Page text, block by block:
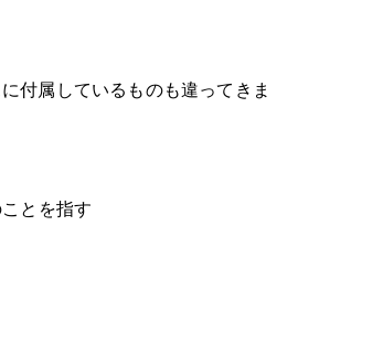
付属しているものも違ってきま
とを指す